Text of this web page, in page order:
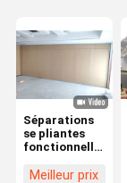
Séparations
se pliantes
fonctionnelles
de panneau
Meilleur prix